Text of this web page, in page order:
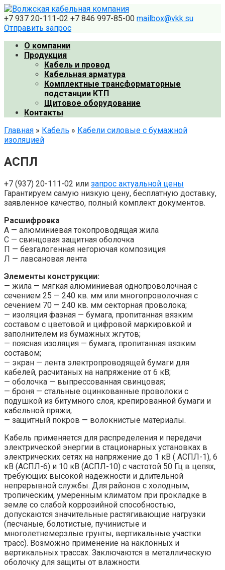
Перейти
к
контенту
+7 937 20-111-02 +7 846 997-85-00 mailbox@vkk.su
Отправить запрос
О компании
Продукция
Кабель и провод
Кабельная арматура
Комплектные трансформаторные
подстанции КТП
Щитовое оборудование
Контакты
Главная » Кабель » Кабели силовые с бумажной
изоляцией
АСПЛ
+7 (937) 20-111-02 или запрос актуальной цены
Гарантируем самую низкую цену, бесплатную доставку,
заявленное качество, полный комплект документов.
Расшифровка
А — алюминиевая токопроводящая жила
С — свинцовая защитная оболочка
П — безгалогенная негорючая композиция
Л — лавсановая лента
Элементы конструкции:
— жила — мягкая алюминиевая однопроволочная с
сечением 25 — 240 кв. мм или многопроволочная с
сечением 70 — 240 кв. мм секторная проволока;
— изоляция фазная — бумага, пропитанная вязким
составом с цветовой и цифровой маркировкой и
заполнителем из бумажных жгутов;
— поясная изоляция — бумага, пропитанная вязким
составом;
— экран — лента электропроводящей бумаги для
кабелей, расчитаных на напряжение от 6 кВ;
— оболочка — выпрессованная свинцовая;
— броня — стальные оцинкованные проволоки с
подушкой из битумного слоя, крепированной бумаги и
кабельной пряжи;
— защитный покров — волокнистые материалы.
Кабель применяется для распределения и передачи
электрической энергии в стационарных установках в
электрических сетях на напряжение до 1 кВ ( АСПЛ-1), 6
кВ (АСПЛ-6) и 10 кВ (АСПЛ-10) с частотой 50 Гц в цепях,
требующих высокой надежности и длительной
непрерывной службы. Для районов с холодным,
тропическим, умеренным климатом при прокладке в
земле со слабой коррозийной способностью,
допускаются значительные растягивающие нагрузки
(песчаные, болотистые, пучинистые и
многолетнемерзлые грунты, вертикальные участки
трасс). Возможно применение на наклонных и
вертикальных трассах. Заключаются в металлическую
оболочку для защиты от влажности.